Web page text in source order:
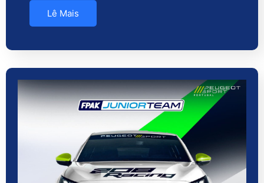
Lê Mais